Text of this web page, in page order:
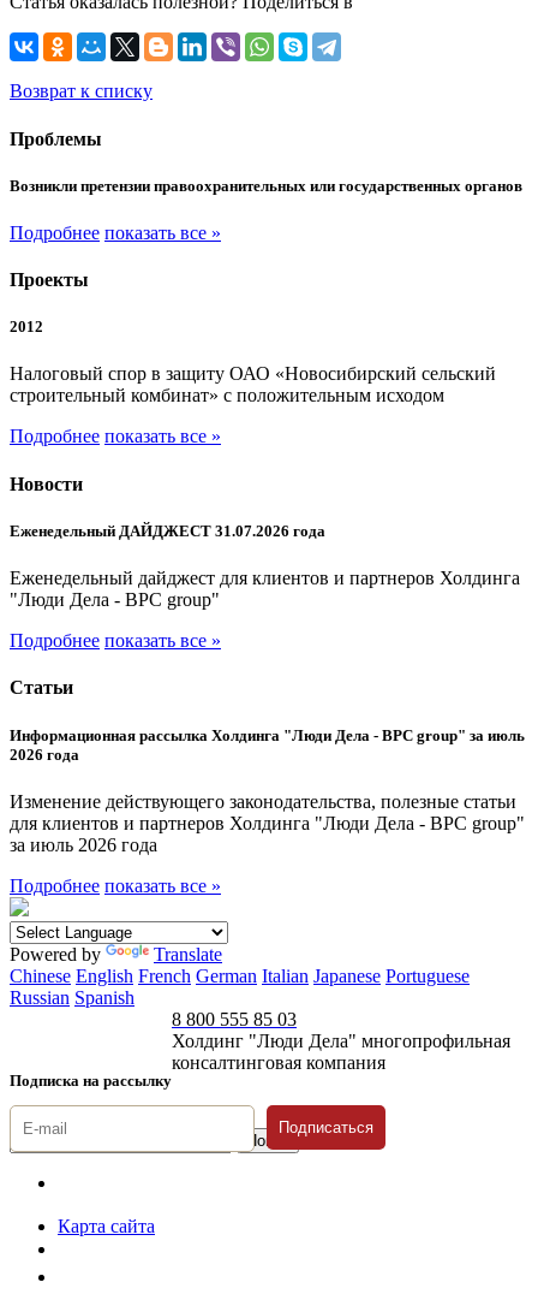
Возврат к списку
Проблемы
Возникли претензии правоохранительных или государственных органов
Подробнее показать все »
Проекты
2012
Налоговый спор в защиту ОАО «Новосибирский сельский
строительный комбинат» с положительным исходом
Подробнее показать все »
Новости
Еженедельный ДАЙДЖЕСТ 31.07.2026 года
Еженедельный дайджест для клиентов и партнеров Холдинга
"Люди Дела - BPC group"
Подробнее показать все »
Статьи
Информационная рассылка Холдинга "Люди Дела - BPC group" за июль
2026 года
Изменение действующего законодательства, полезные статьи
для клиентов и партнеров Холдинга "Люди Дела - BPC group"
за июль 2026 года
Подробнее показать все »
Powered by
Translate
Chinese English French German Italian Japanese Portuguese
Russian Spanish
Подписка на рассылку
8 800 555 85 03
Холдинг "Люди Дела" многопрофильная
консалтинговая компания
Подписаться
Карта сайта